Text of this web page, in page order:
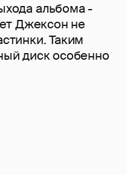
альбома -
Джексон не
Таким
диск особенно